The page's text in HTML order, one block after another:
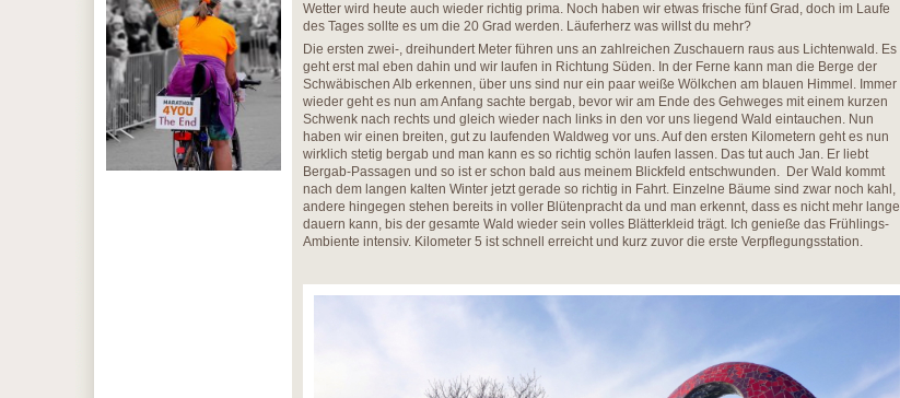
Wetter wird heute auch wieder richtig prima. Noch haben wir etwas frische fünf Grad, doch im Laufe
des Tages sollte es um die 20 Grad werden. Läuferherz was willst du mehr?
Die ersten zwei-, dreihundert Meter führen uns an zahlreichen Zuschauern raus aus Lichtenwald. Es
geht erst mal eben dahin und wir laufen in Richtung Süden. In der Ferne kann man die Berge der
Schwäbischen Alb erkennen, über uns sind nur ein paar weiße Wölkchen am blauen Himmel. Immer
wieder geht es nun am Anfang sachte bergab, bevor wir am Ende des Gehweges mit einem kurzen
Schwenk nach rechts und gleich wieder nach links in den vor uns liegend Wald eintauchen. Nun
haben wir einen breiten, gut zu laufenden Waldweg vor uns. Auf den ersten Kilometern geht es nun
wirklich stetig bergab und man kann es so richtig schön laufen lassen. Das tut auch Jan. Er liebt
Bergab-Passagen und so ist er schon bald aus meinem Blickfeld entschwunden. Der Wald kommt
nach dem langen kalten Winter jetzt gerade so richtig in Fahrt. Einzelne Bäume sind zwar noch kahl,
andere hingegen stehen bereits in voller Blütenpracht da und man erkennt, dass es nicht mehr lange
dauern kann, bis der gesamte Wald wieder sein volles Blätterkleid trägt. Ich genieße das Frühlings-
Ambiente intensiv. Kilometer 5 ist schnell erreicht und kurz zuvor die erste Verpflegungsstation.